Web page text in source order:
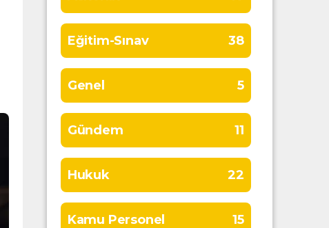
Eğitim-Sınav 38
Genel 5
Gündem 11
Hukuk 22
Kamu Personel 15